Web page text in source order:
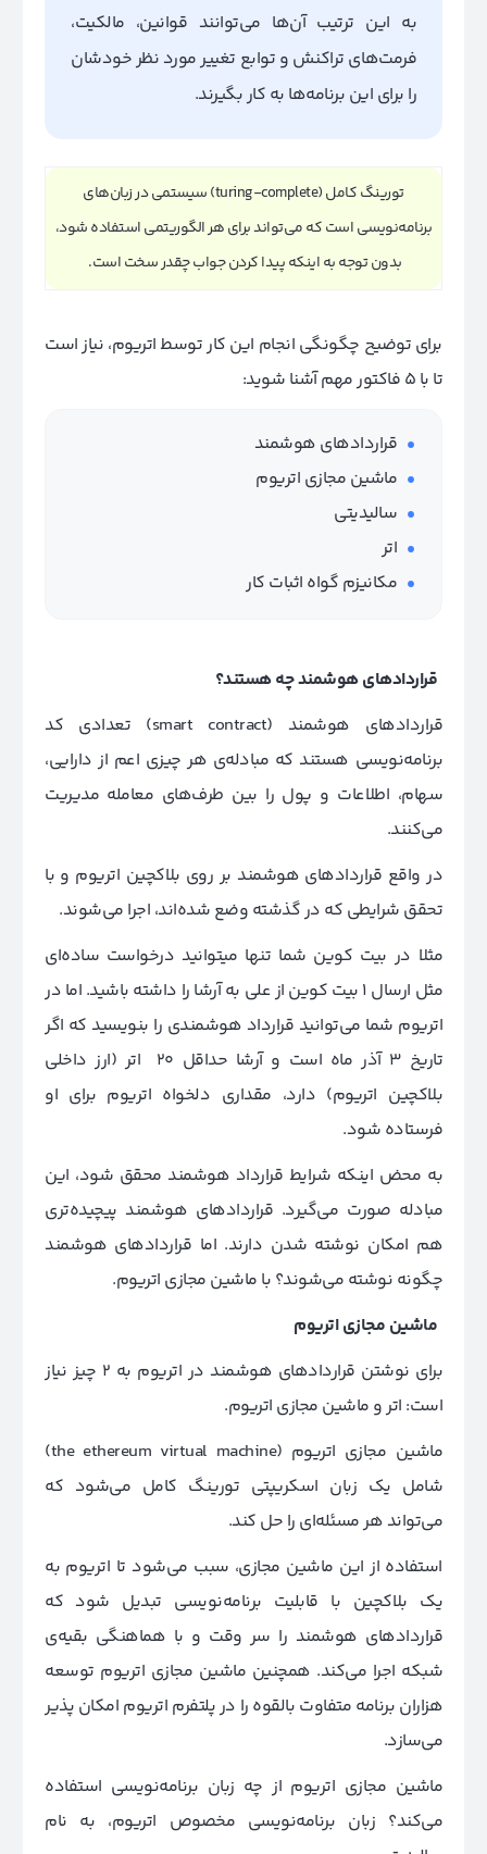
به این ترتیب آن‌ها می‌توانند قوانین، مالکیت،
فرمت‌های تراکنش و توابع تغییر مورد نظر خودشان
را برای این برنامه‌ها به کار بگیرند.
تورینگ کامل (turing-complete) سیستمی در زبان‌های
برنامه‌نویسی است که می‌تواند برای هر الگوریتمی استفاده شود،
بدون توجه به اینکه پیدا کردن جواب چقدر سخت است.
برای توضیح چگونگی انجام این کار توسط اتریوم، نیاز است
تا با 5 فاکتور مهم آشنا شوید:
قراردادهای هوشمند
ماشین مجازی اتریوم
سالیدیتی
اتر
مکانیزم گواه اثبات کار
قراردادهای هوشمند چه هستند؟
قراردادهای هوشمند (smart contract) تعدادی کد
برنامه‌نویسی هستند که مبادله‌ی هر چیزی اعم از دارایی،
سهام، اطلاعات و پول را بین طرف‌های معامله مدیریت
می‌کنند.
در واقع قراردادهای هوشمند بر روی بلاکچین اتریوم و با
تحقق شرایطی که در گذشته وضع شده‌اند، اجرا می‌شوند.
مثلا در بیت کوین شما تنها می‎توانید درخواست ساده‌ای
مثل ارسال 1 بیت کوین از علی به آرشا را داشته باشید. اما در
اتریوم شما می‌توانید قرارداد هوشمندی را بنویسید که اگر
تاریخ 3 آذر ماه است و آرشا حداقل 20 اتر (ارز داخلی
بلاکچین اتریوم) دارد، مقداری دلخواه اتریوم برای او
فرستاده شود.
به محض اینکه شرایط قرارداد هوشمند محقق شود، این
مبادله صورت می‌گیرد. قراردادهای هوشمند پیچیده‌تری
هم امکان نوشته شدن دارند. اما قراردادهای هوشمند
چگونه نوشته می‌شوند؟ با ماشین مجازی اتریوم.
ماشین مجازی اتریوم
برای نوشتن قراردادهای هوشمند در اتریوم به 2 چیز نیاز
است: اتر و ماشین مجازی اتریوم.
ماشین مجازی اتریوم (the ethereum virtual machine)
شامل یک زبان اسکریپتی تورینگ کامل می‌شود که
می‌تواند هر مسئله‌ای را حل کند.
استفاده از این ماشین مجازی، سبب می‌شود تا اتریوم به
یک بلاکچین با قابلیت برنامه‌نویسی تبدیل شود که
قراردادهای هوشمند را سر وقت و با هماهنگی بقیه‌ی
شبکه اجرا می‌کند. همچنین ماشین مجازی اتریوم توسعه
هزاران برنامه متفاوت بالقوه را در پلتفرم اتریوم امکان پذیر
می‌سازد.
ماشین مجازی اتریوم از چه زبان برنامه‌نویسی استفاده
می‌کند؟ زبان برنامه‌نویسی مخصوص اتریوم، به نام